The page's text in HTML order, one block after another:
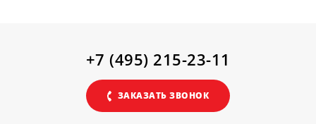
+7 (495) 215-23-11
ЗАКАЗАТЬ ЗВОНОК